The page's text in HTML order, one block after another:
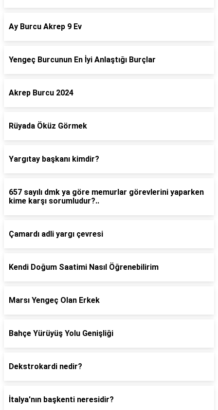
Ay Burcu Akrep 9 Ev
Yengeç Burcunun En İyi Anlaştığı Burçlar
Akrep Burcu 2024
Rüyada Öküz Görmek
Yargıtay başkanı kimdir?
657 sayılı dmk ya göre memurlar görevlerini yaparken
kime karşı sorumludur?..
Çamardı adli yargı çevresi
Kendi Doğum Saatimi Nasıl Öğrenebilirim
Marsı Yengeç Olan Erkek
Bahçe Yürüyüş Yolu Genişliği
Dekstrokardi nedir?
İtalya'nın başkenti neresidir?